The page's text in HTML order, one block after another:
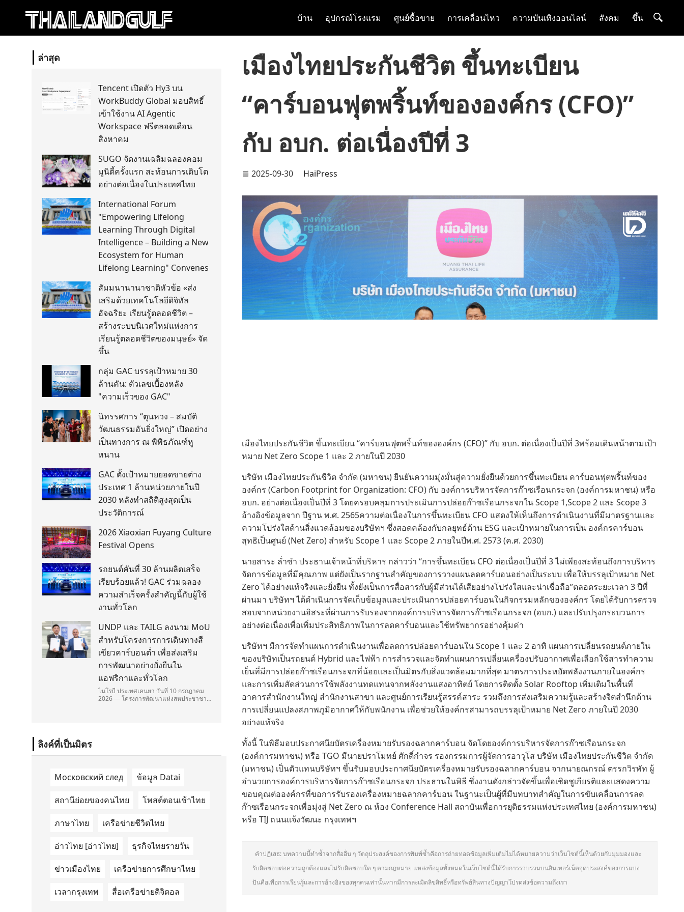
บ้าน อุปกรณ์โรงแรม ศูนย์ซื้อขาย การเคลื่อนไหว ความบันเทิงออนไลน์ สังคม ขึ้น
ล่าสุด
Tencent เปิดตัว Hy3 บน
WorkBuddy Global มอบสิทธิ์
เข้าใช้งาน AI Agentic
Workspace ฟรีตลอดเดือน
สิงหาคม
SUGO จัดงานเฉลิมฉลองคอม
มูนิตี้ครั้งแรก สะท้อนการเติบโต
อย่างต่อเนื่องในประเทศไทย
International Forum
"Empowering Lifelong
Learning Through Digital
Intelligence – Building a New
Ecosystem for Human
Lifelong Learning" Convenes
สัมมนานานาชาติหัวข้อ «ส่ง
เสริมด้วยเทคโนโลยีดิจิทัล
อัจฉริยะ เรียนรู้ตลอดชีวิต –
สร้างระบบนิเวศใหม่แห่งการ
เรียนรู้ตลอดชีวิตของมนุษย์» จัด
ขึ้น
กลุ่ม GAC บรรลุเป้าหมาย 30
ล้านคัน: ตัวเลขเบื้องหลัง
"ความเร็วของ GAC"
นิทรรศการ “ตุนหวง – สมบัติ
วัฒนธรรมอันยิ่งใหญ่” เปิดอย่าง
เป็นทางการ ณ พิพิธภัณฑ์หู
หนาน
GAC ตั้งเป้าหมายยอดขายต่าง
ประเทศ 1 ล้านหน่วยภายในปี
2030 หลังทำสถิติสูงสุดเป็น
ประวัติการณ์
2026 Xiaoxian Fuyang Culture
Festival Opens
รถยนต์คันที่ 30 ล้านผลิตเสร็จ
เรียบร้อยแล้ว! GAC ร่วมฉลอง
ความสำเร็จครั้งสำคัญนี้กับผู้ใช้
งานทั่วโลก
UNDP และ TAILG ลงนาม MoU
สำหรับโครงการการเดินทางสี
เขียวคาร์บอนต่ำ เพื่อส่งเสริม
การพัฒนาอย่างยั่งยืนใน
แอฟริกาและทั่วโลก
ไนโรบี ประเทศเคนยา วันที่ 10 กรกฎาคม
2026 — โครงการพัฒนาแห่งสหประชาชาติ
ลิงค์ที่เป็นมิตร
Московский след ข้อมูล Datai
สถานีย่อยของคนไทย โพสต์ตอนเช้าไทย
ภาษาไทย เครือข่ายชีวิตไทย
อ่าวไทย [อ่าวไทย] ธุรกิจไทยรายวัน
ข่าวเมืองไทย เครือข่ายการศึกษาไทย
เวลากรุงเทพ สื่อเครือข่ายดิจิตอล
เมืองไทยประกันชีวิต ขึ้นทะเบียน
“คาร์บอนฟุตพริ้นท์ขององค์กร (CFO)”
กับ อบก. ต่อเนื่องปีที่ 3
2025-09-30 HaiPress
เมืองไทยประกันชีวิต ขึ้นทะเบียน “คาร์บอนฟุตพริ้นท์ขององค์กร (CFO)” กับ อบก. ต่อเนื่องเป็นปีที่ 3พร้อมเดินหน้าตามเป้า
หมาย Net Zero Scope 1 และ 2 ภายในปี 2030
บริษัท เมืองไทยประกันชีวิต จำกัด (มหาชน) ยืนยันความมุ่งมั่นสู่ความยั่งยืนด้วยการขึ้นทะเบียน คาร์บอนฟุตพริ้นท์ของ
องค์กร (Carbon Footprint for Organization: CFO) กับ องค์การบริหารจัดการก๊าซเรือนกระจก (องค์การมหาชน) หรือ
อบก. อย่างต่อเนื่องเป็นปีที่ 3 โดยครอบคลุมการประเมินการปล่อยก๊าซเรือนกระจกใน Scope 1,Scope 2 และ Scope 3
อ้างอิงข้อมูลจาก ปีฐาน พ.ศ. 2565ความต่อเนื่องในการขึ้นทะเบียน CFO แสดงให้เห็นถึงการดำเนินงานที่มีมาตรฐานและ
ความโปร่งใสด้านสิ่งแวดล้อมของบริษัทฯ ซึ่งสอดคล้องกับกลยุทธ์ด้าน ESG และเป้าหมายในการเป็น องค์กรคาร์บอน
สุทธิเป็นศูนย์ (Net Zero) สำหรับ Scope 1 และ Scope 2 ภายในปีพ.ศ. 2573 (ค.ศ. 2030)
นายสาระ ล่ำซำ ประธานเจ้าหน้าที่บริหาร กล่าวว่า “การขึ้นทะเบียน CFO ต่อเนื่องเป็นปีที่ 3 ไม่เพียงสะท้อนถึงการบริหาร
จัดการข้อมูลที่มีคุณภาพ แต่ยังเป็นรากฐานสำคัญของการวางแผนลดคาร์บอนอย่างเป็นระบบ เพื่อให้บรรลุเป้าหมาย Net
Zero ได้อย่างแท้จริงและยั่งยืน ทั้งยังเป็นการสื่อสารกับผู้มีส่วนได้เสียอย่างโปร่งใสและน่าเชื่อถือ”ตลอดระยะเวลา 3 ปีที่
ผ่านมา บริษัทฯ ได้ดำเนินการจัดเก็บข้อมูลและประเมินการปล่อยคาร์บอนในกิจกรรมหลักขององค์กร โดยได้รับการตรวจ
สอบจากหน่วยงานอิสระที่ผ่านการรับรองจากองค์การบริหารจัดการก๊าซเรือนกระจก (อบก.) และปรับปรุงกระบวนการ
อย่างต่อเนื่องเพื่อเพิ่มประสิทธิภาพในการลดคาร์บอนและใช้ทรัพยากรอย่างคุ้มค่า
บริษัทฯ มีการจัดทำแผนการดำเนินงานเพื่อลดการปล่อยคาร์บอนใน Scope 1 และ 2 อาทิ แผนการเปลี่ยนรถยนต์ภายใน
ของบริษัทเป็นรถยนต์ Hybrid และไฟฟ้า การสำรวจและจัดทำแผนการเปลี่ยนเครื่องปรับอากาศเพื่อเลือกใช้สารทำความ
เย็นที่มีการปล่อยก๊าซเรือนกระจกที่น้อยและเป็นมิตรกับสิ่งแวดล้อมมากที่สุด มาตรการประหยัดพลังงานภายในองค์กร
และการเพิ่มสัดส่วนการใช้พลังงานทดแทนจากพลังงานแสงอาทิตย์ โดยการติดตั้ง Solar Rooftop เพิ่มเติมในพื้นที่
อาคารสำนักงานใหญ่ สำนักงานสาขา และศูนย์การเรียนรู้สรรค์สาระ รวมถึงการส่งเสริมความรู้และสร้างจิตสำนึกด้าน
การเปลี่ยนแปลงสภาพภูมิอากาศให้กับพนักงาน เพื่อช่วยให้องค์กรสามารถบรรลุเป้าหมาย Net Zero ภายในปี 2030
อย่างแท้จริง
ทั้งนี้ ในพิธีมอบประกาศนียบัตรเครื่องหมายรับรองฉลากคาร์บอน จัดโดยองค์การบริหารจัดการก๊าซเรือนกระจก
(องค์การมหาชน) หรือ TGO มีนายปราโมทย์ ศักดิ์กำจร รองกรรมการผู้จัดการอาวุโส บริษัท เมืองไทยประกันชีวิต จำกัด
(มหาชน) เป็นตัวแทนบริษัทฯ ขึ้นรับมอบประกาศนียบัตรเครื่องหมายรับรองฉลากคาร์บอน จากนายณกรณ์ ตรรกวิรพัท ผู้
อำนวยการองค์การบริหารจัดการก๊าซเรือนกระจก ประธานในพิธี ซึ่งงานดังกล่าวจัดขึ้นเพื่อเชิดชูเกียรติและแสดงความ
ขอบคุณต่อองค์กรที่ขอการรับรองเครื่องหมายฉลากคาร์บอน ในฐานะเป็นผู้ที่มีบทบาทสำคัญในการขับเคลื่อนการลด
ก๊าซเรือนกระจกเพื่อมุ่งสู่ Net Zero ณ ห้อง Conference Hall สถาบันเพื่อการยุติธรรมแห่งประเทศไทย (องค์การมหาชน)
หรือ TIJ ถนนแจ้งวัฒนะ กรุงเทพฯ
คำปฏิเสธ: บทความนี้ทำซ้ำจากสื่ออื่น ๆ วัตถุประสงค์ของการพิมพ์ซ้ำคือการถ่ายทอดข้อมูลเพิ่มเติมไม่ได้หมายความว่าเว็บไซต์นี้เห็นด้วยกับมุมมองและ
รับผิดชอบต่อความถูกต้องและไม่รับผิดชอบใด ๆ ตามกฎหมาย แหล่งข้อมูลทั้งหมดในเว็บไซต์นี้ได้รับการรวบรวมบนอินเทอร์เน็ตจุดประสงค์ของการแบ่ง
ปันคือเพื่อการเรียนรู้และการอ้างอิงของทุกคนเท่านั้นหากมีการละเมิดลิขสิทธิ์หรือทรัพย์สินทางปัญญาโปรดส่งข้อความถึงเรา